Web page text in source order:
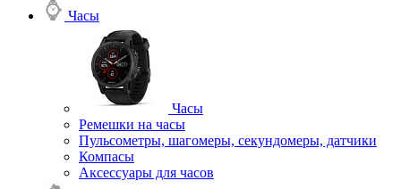
Часы
Часы
Ремешки на часы
Пульсометры, шагомеры, секундомеры, датчики
Компасы
Аксессуары для часов